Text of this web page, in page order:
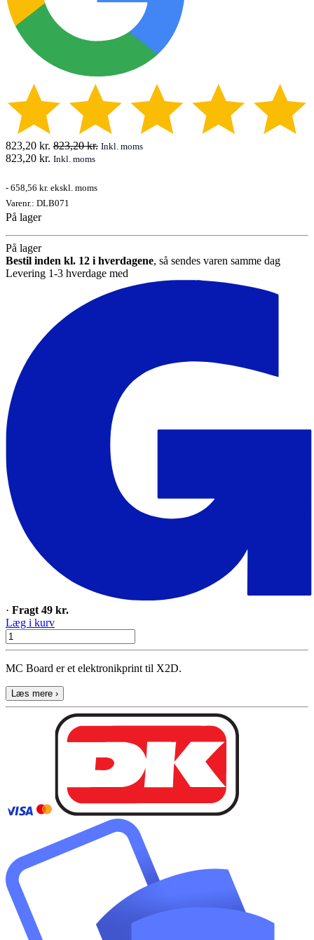
823,20 kr. 823,20kr. Inkl. moms
823,20 kr. Inkl. moms
- 658,56 kr. ekskl. moms
Varenr.: DLB071
På lager
På lager
Bestil inden kl. 12 i hverdagene, så sendes varen samme dag
Levering 1-3 hverdage med
· Fragt 49 kr.
Læg i kurv
MC Board er et elektronikprint til X2D.
Læs mere ›